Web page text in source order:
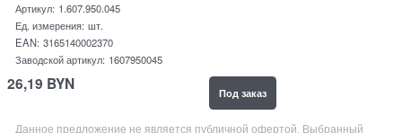
Артикул: 1.607.950.045
Ед. измерения: шт.
EAN: 3165140002370
Заводской артикул: 1607950045
26,19 BYN Под заказ
Данное предложение не является публичной офертой. Выбранный